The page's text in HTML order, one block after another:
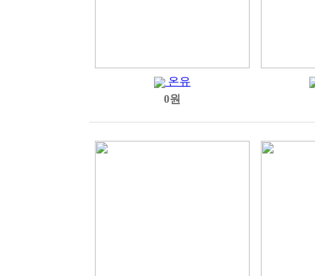
온유
0원